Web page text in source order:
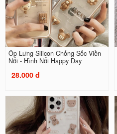
Ốp Lưng Silicon Chống Sốc Viền
Nổi - Hình Nổi Happy Day
28.000 đ